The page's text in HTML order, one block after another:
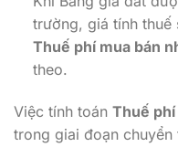
trường, giá tính thuế
Thuế phí mua bán
theo.
Việc tính toán Thuế phí
trong giai đoạn